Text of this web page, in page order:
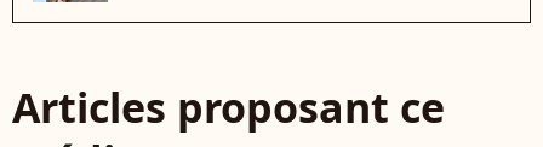
Articles proposant ce